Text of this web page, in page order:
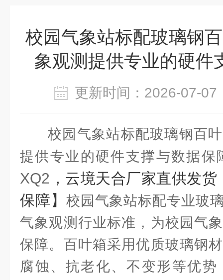
校园气象站标配玻璃钢
象观测提供专业的硬件
更新时间：2026-
校园气象站标配玻璃钢百
提供专业的硬件支撑与数据保
XQ2 ，云境天合厂家直供发
保障】 校园气象站标配专业玻
气象观测行业标准，为校园气
保障。百叶箱采用优质玻璃钢
腐蚀、抗老化、不变形等优